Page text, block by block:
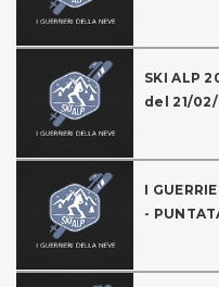
SKI ALP
del 21/
I
-